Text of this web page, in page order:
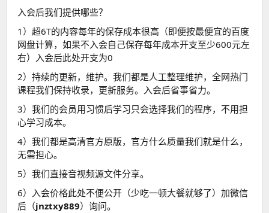
入会后我们提供哪些？
1）超6T的内容每年的保存成本很高（即便按最便宜的百度
网盘计算，如果不入会自己保存每年成本开支至少600元左
右）入会后此处开支为0
2）持续的更新，维护。我们都是人工整理维护，全网热门
课程我们保持收录，更新服务。入会后省事省力。
3）我们的会员用习惯后学习只会选择我们的程序，不用担
心学习成本。
4）我们都是高清官方原版，官方什么质量我们就是什么，
无需担心。
5）我们直接音视频源文件分享。
6）入会价格此处不便公开（少吃一顿大餐就够了）加微信
后（jnztxy889）询问。